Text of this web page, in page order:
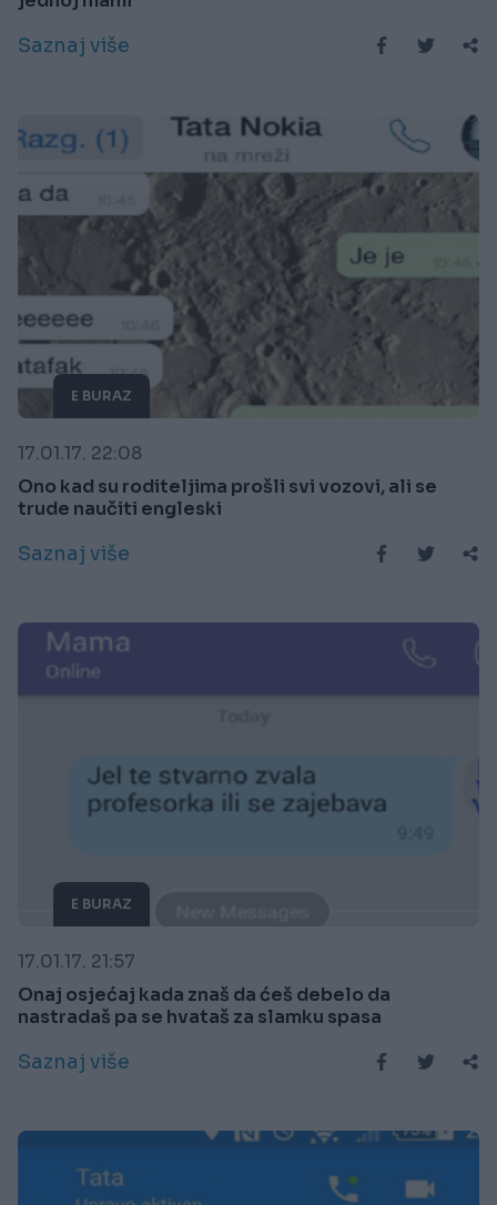
Saznaj više
E BURAZ
17.01.17. 22:08
Ono kad su roditeljima prošli svi vozovi, ali se
trude naučiti engleski
Saznaj više
E BURAZ
17.01.17. 21:57
Onaj osjećaj kada znaš da ćeš debelo da
nastradaš pa se hvataš za slamku spasa
Saznaj više